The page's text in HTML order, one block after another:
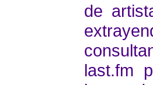
de
last.fm